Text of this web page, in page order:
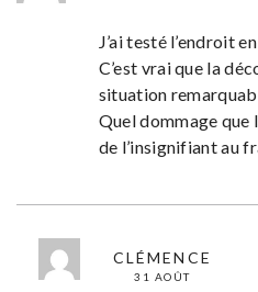
J’ai testé l’endroit
C’est vrai que la
situation
Quel dommage que
de l’insignifiant au
CLÉMENCE
31 AOÛT